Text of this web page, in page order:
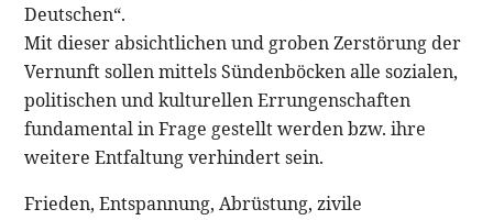
Deutschen“.
Mit dieser absichtlichen und groben Zerstörung der
Vernunft sollen mittels Sündenböcken alle sozialen,
politischen und kulturellen Errungenschaften
fundamental in Frage gestellt werden bzw. ihre
weitere Entfaltung verhindert sein.
Frieden, Entspannung, Abrüstung, zivile